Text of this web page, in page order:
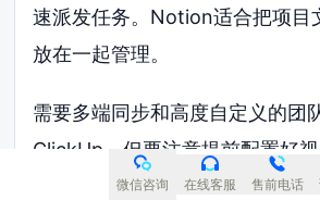
速派发任务。Notion适合把项目
放在一起管理。
需要多端同步和高度自定义的团
ClickUp。但要注意提前配置好
太多让新员工迷茫。
微信咨询 在线客服 售前电话